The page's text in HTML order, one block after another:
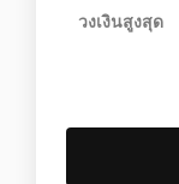
วงเงินสูงสุด